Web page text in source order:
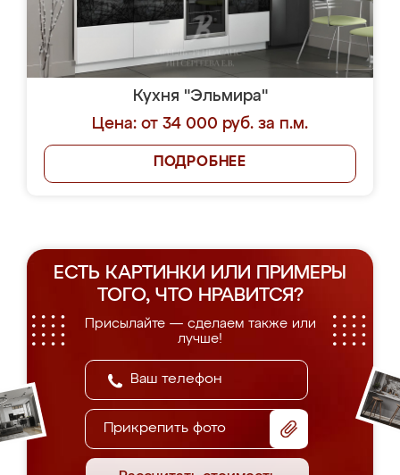
Кухня "Эльмира"
Цена: от 34 000 руб. за п.м.
ПОДРОБНЕЕ
ЕСТЬ КАРТИНКИ ИЛИ ПРИМЕРЫ
ТОГО, ЧТО НРАВИТСЯ?
Присылайте — сделаем также или
лучше!
Прикрепить фото